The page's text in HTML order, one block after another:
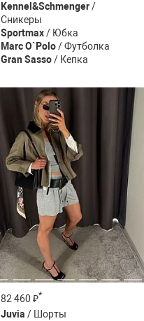
Kennel&Schmenger/
Сникеры
Sportmax/ Юбка
Marc O`Polo/ Футболка
Gran Sasso/ Кепка
82 460 ₽*
Juvia / Шорты